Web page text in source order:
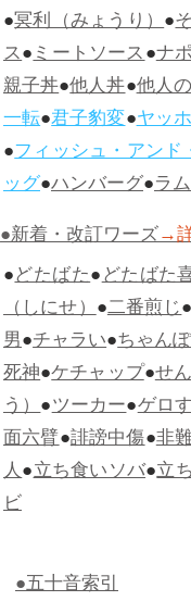
●冥利（みょうり）●
ス●ミートソース●ナ
親子丼●他人丼●他人
一転●君子豹変●ヤッ
●フィッシュ・アンド
ッグ●ハンバーグ●ラ
●新着・改訂ワーズ→
●どたばた●どたばた
（しにせ）●二番煎じ
男●チャラい●ちゃん
死神●ケチャップ●せ
う）●ツーカー●ゲロ
面六臂●誹謗中傷●非
人●立ち食いソバ●立
ビ
●五十音索引